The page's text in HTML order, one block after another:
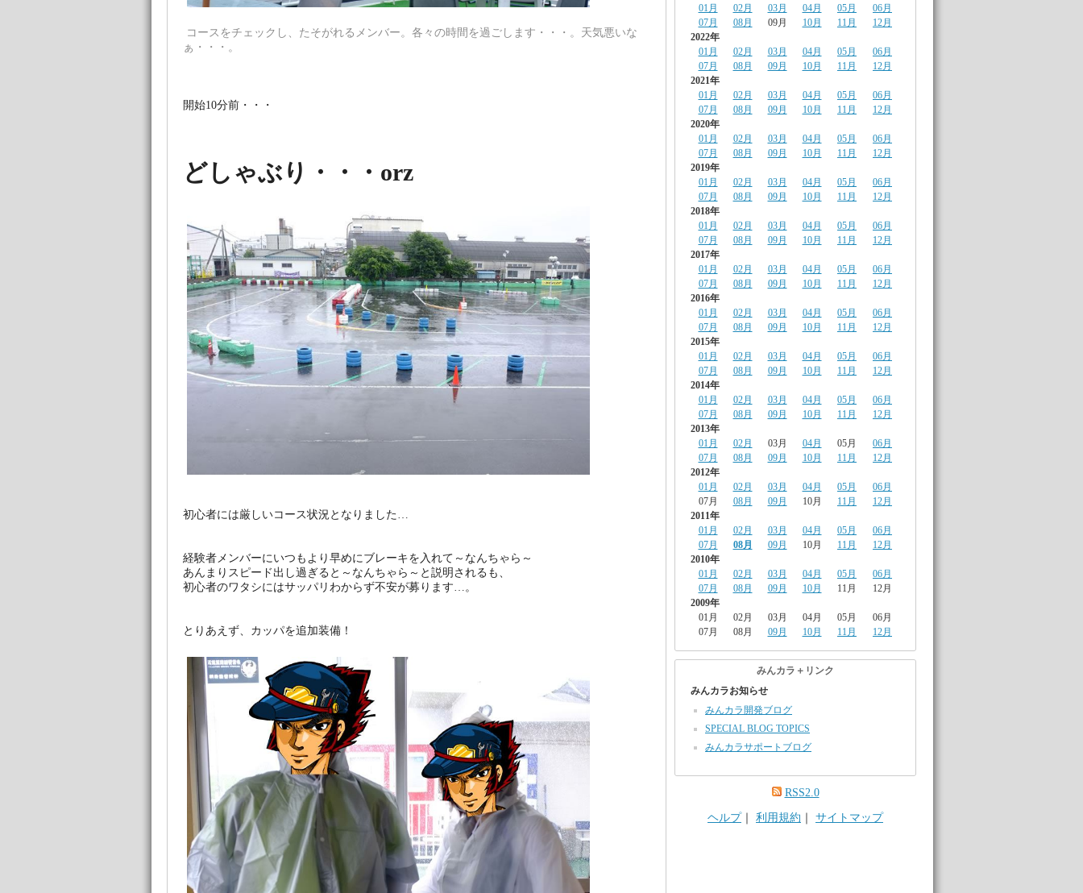
コースをチェックし、たそがれるメンバー。各々の時間を過ごします・・・。天気悪いな
ぁ・・・。
開始10分前・・・
どしゃぶり・・・orz
初心者には厳しいコース状況となりました…
経験者メンバーにいつもより早めにブレーキを入れて～なんちゃら～
あんまりスピード出し過ぎると～なんちゃら～と説明されるも、
初心者のワタシにはサッパリわからず不安が募ります…。
とりあえず、カッパを追加装備！
01月
02月 03月 04月 05月
06月
07月
08月 09月 10月 11月
12月
2022年
01月
02月 03月 04月 05月
06月
07月
08月 09月 10月 11月
12月
2021年
01月
02月 03月 04月 05月
06月
07月
08月 09月 10月 11月
12月
2020年
01月
02月 03月 04月 05月
06月
07月
08月 09月 10月 11月
12月
2019年
01月
02月 03月 04月 05月
06月
07月
08月 09月 10月 11月
12月
2018年
01月
02月 03月 04月 05月
06月
07月
08月 09月 10月 11月
12月
2017年
01月
02月 03月 04月 05月
06月
07月
08月 09月 10月 11月
12月
2016年
01月
02月 03月 04月 05月
06月
07月
08月 09月 10月 11月
12月
2015年
01月
02月 03月 04月 05月
06月
07月
08月 09月 10月 11月
12月
2014年
01月
02月 03月 04月 05月
06月
07月
08月 09月 10月 11月
12月
2013年
01月
02月 03月 04月 05月
06月
07月
08月 09月 10月 11月
12月
2012年
01月
02月 03月 04月 05月
06月
07月
08月 09月 10月 11月
12月
2011年
01月
02月 03月 04月 05月
06月
07月
08月 09月 10月 11月
12月
2010年
01月
02月 03月 04月 05月
06月
07月
08月 09月 10月 11月
12月
2009年
01月
02月 03月 04月 05月
06月
07月
08月 09月 10月 11月 12月
みんカラ＋リンク
みんカラお知らせ
みんカラ開発ブログ
SPECIAL BLOG TOPICS
みんカラサポートブログ
RSS2.0
ヘルプ 利用規約 サイトマップ